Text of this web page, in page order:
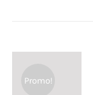
Promo!